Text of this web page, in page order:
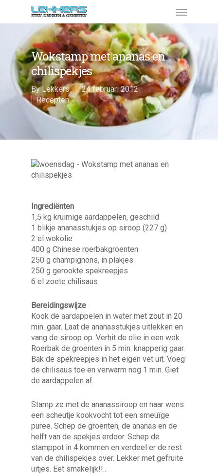
Wokstamp met ananas en
chilispekjes
ByLekkers
24 februari 2012
Recepten
Ingrediënten
1,5 kg kruimige aardappelen, geschild
1 blikje ananasstukjes op siroop (227 g)
2 el wokolie
400 g Chinese roerbakgroenten
250 g champignons, in plakjes
250 g gerookte spekreepjes
6 el zoete chilisaus
Bereidingswijze
Kook de aardappelen in water met zout in 20
min. gaar. Laat de ananasstukjes uitlekken en
vang de siroop op. Verhit de olie in een wok.
Roerbak de groenten in 5 min. knapperig gaar.
Bak de spekreepjes in het eigen vet uit. Voeg
de chilisaus toe en verwarm nog 1 min. Giet
de aardappelen af.
Stamp ze met de ananassiroop en naar wens
een scheutje kookvocht tot een smeuïge
puree. Schep de groenten, de ananas en de
helft van de spekjes erdoor. Schep de
stamppot in 4 kommen en verdeel er de rest
van de chilispekjes over. Lekker met gefruite
uitjes. Eet smakelijk!!..